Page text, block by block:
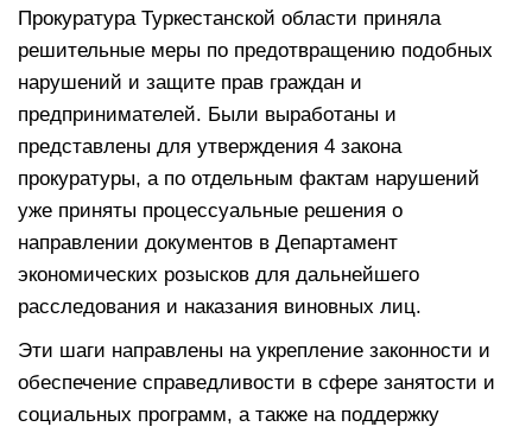
Прокуратура Туркестанской области приняла
решительные меры по предотвращению подобных
нарушений и защите прав граждан и
предпринимателей. Были выработаны и
представлены для утверждения 4 закона
прокуратуры, а по отдельным фактам нарушений
уже приняты процессуальные решения о
направлении документов в Департамент
экономических розысков для дальнейшего
расследования и наказания виновных лиц.
Эти шаги направлены на укрепление законности и
обеспечение справедливости в сфере занятости и
социальных программ, а также на поддержку